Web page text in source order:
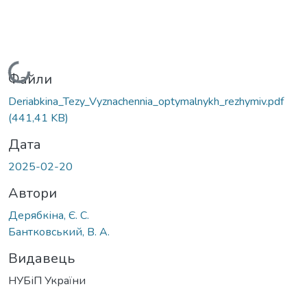
Вантажиться...
Файли
Deriabkina_Tezy_Vyznachennia_optymalnykh_rezhymiv.pdf
(441,41 KB)
Дата
2025-02-20
Автори
Дерябкіна, Є. С.
Бантковський, В. А.
Видавець
НУБіП України